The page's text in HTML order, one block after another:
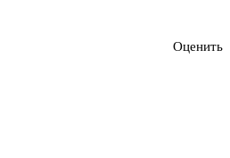
Оценить